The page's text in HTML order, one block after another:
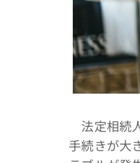
法定相続
手続きが大